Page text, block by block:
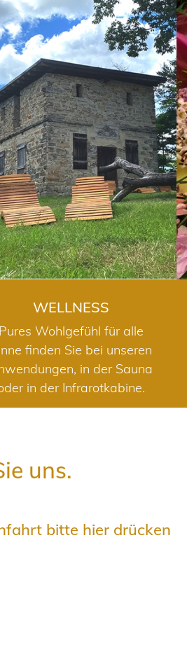
WELLNESS
WELLNESS
Pures Wohlgefühl für alle
finden Sie bei unseren
in der Sauna
in der Infrarotkabine.
uns.
bitte hier drücken